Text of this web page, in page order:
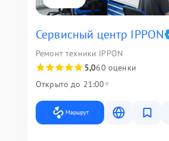
Сервисный центр IPPON
Ремонт техники IPPON
5,060 оценки
Открыто до 21:00
Маршрут